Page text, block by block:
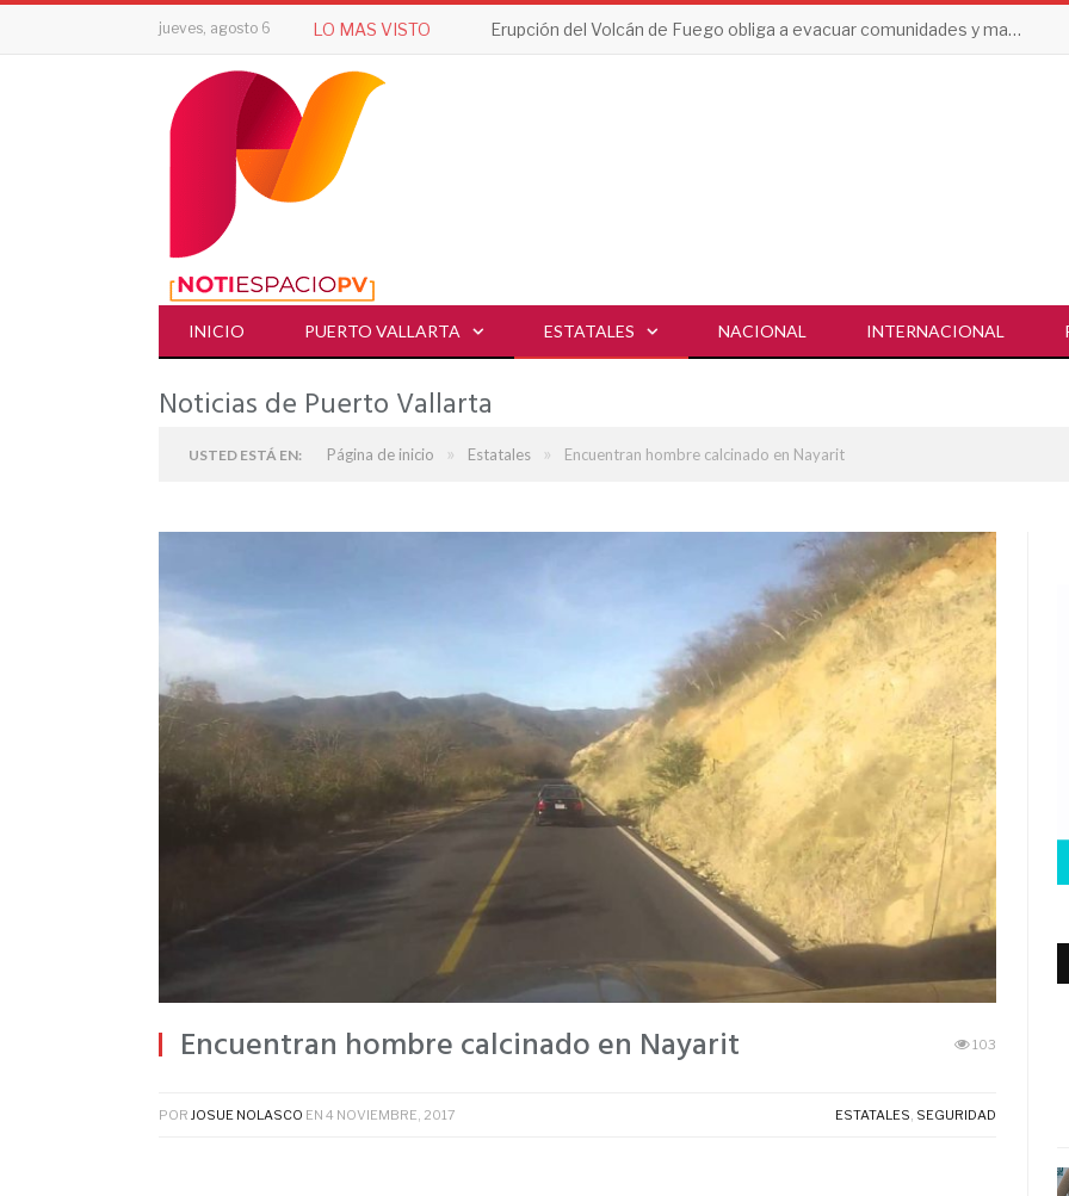
jueves, agosto 6 LO MAS VISTO Erupción del Volcán de Fuego obliga a evacuar comunidades y mantiene en alerta a Guatemala
INICIO PUERTO VALLARTA ESTATALES NACIONAL INTERNACIONAL
Noticias de Puerto Vallarta
USTED ESTÁ EN: Página de inicio » Estatales » Encuentran hombre calcinado en Nayarit
Encuentran hombre calcinado en Nayarit 103
POR JOSUE NOLASCO EN 4 NOVIEMBRE, 2017 ESTATALES, SEGURIDAD